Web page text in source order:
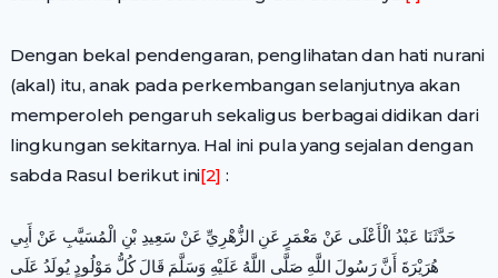
Dengan bekal pendengaran, penglihatan dan hati nurani
(akal) itu, anak pada perkembangan selanjutnya akan
memperoleh pengaruh sekaligus berbagai didikan dari
lingkungan sekitarnya. Hal ini pula yang sejalan dengan
sabda Rasul berikut ini[2] :
حَدَّثَنَا عَبْدُ الْأَعْلَى عَنْ مَعْمَرٍ عَنِ الزُّهْرِيِّ عَنْ سَعِيدِ بْنِ الْمُسَيَّبِ عَنْ أَبِي
هُرَيْرَةَ أَنَّ رَسُولَ اللَّهِ صَلَّى اللَّهُ عَلَيْهِ وَسَلَّمَ قَالَ كُلُّ مَوْلُودٍ يُولَدُ عَلَى